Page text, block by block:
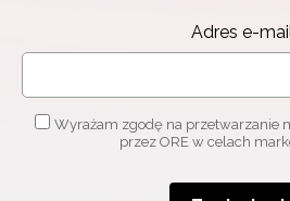
Adres e-
Wyrażam zgodę na przetwarzanie
przez ORE w celach